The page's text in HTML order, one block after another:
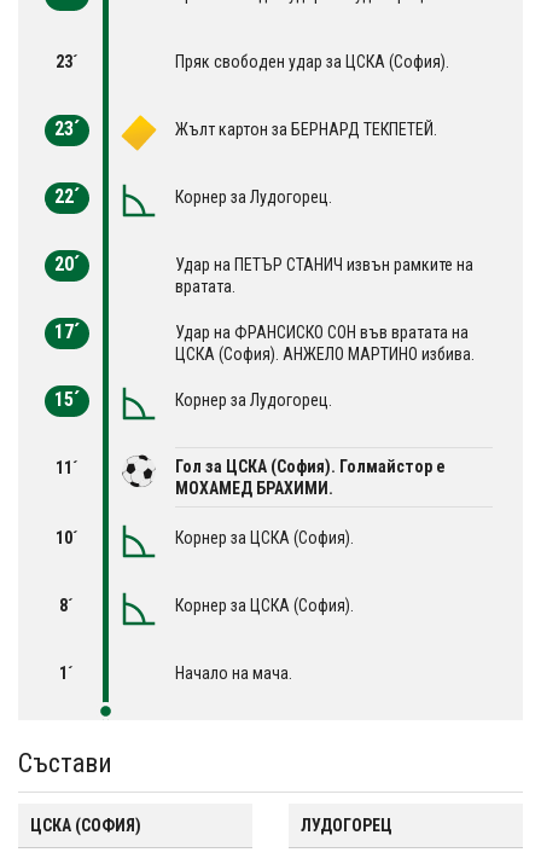
23´ Пряк свободен удар за ЦСКА (София).
23´ Жълт картон за БЕРНАРД ТЕКПЕТЕЙ.
22´ Корнер за Лудогорец.
20´
Удар на ПЕТЪР СТАНИЧ извън рамките на
вратата.
17´
Удар на ФРАНСИСКО СОН във вратата на
ЦСКА (София). АНЖЕЛО МАРТИНО избива.
15´ Корнер за Лудогорец.
11´
Гол за ЦСКА (София). Голмайстор е
МОХАМЕД БРАХИМИ.
10´ Корнер за ЦСКА (София).
8´ Корнер за ЦСКА (София).
1´ Начало на мача.
Състави
ЦСКА (СОФИЯ) ЛУДОГОРЕЦ